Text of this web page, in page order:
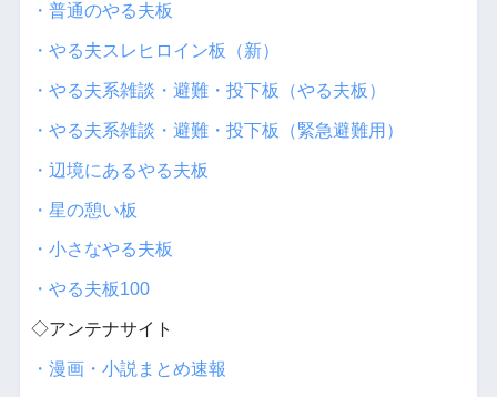
・普通のやる夫板
・やる夫スレヒロイン板（新）
・やる夫系雑談・避難・投下板（やる夫板）
・やる夫系雑談・避難・投下板（緊急避難用）
・辺境にあるやる夫板
・星の憩い板
・小さなやる夫板
・やる夫板100
◇アンテナサイト
・漫画・小説まとめ速報